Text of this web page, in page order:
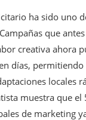
ha sido uno
que
creativa ahora
días,
locales
muestra que el
de marketing